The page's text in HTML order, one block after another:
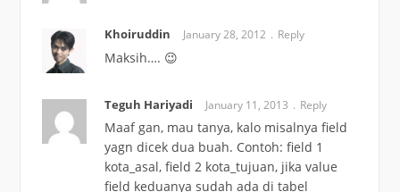
Khoiruddin January 28, 2012 Reply
Maksih…. 😉
Teguh Hariyadi January 11, 2013 Reply
Maaf gan, mau tanya, kalo misalnya field
yagn dicek dua buah. Contoh: field 1
kota_asal, field 2 kota_tujuan, jika value
field keduanya sudah ada di tabel